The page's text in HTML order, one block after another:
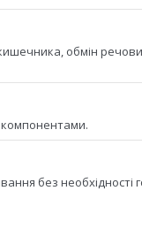
обмін
компонентами.
без необхідності